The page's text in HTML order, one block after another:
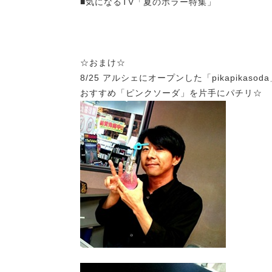
☆おまけ☆
8/25 アルシェにオープンした「pikapikasoda
おすすめ「ピンクソーダ」を片手にパチリ☆